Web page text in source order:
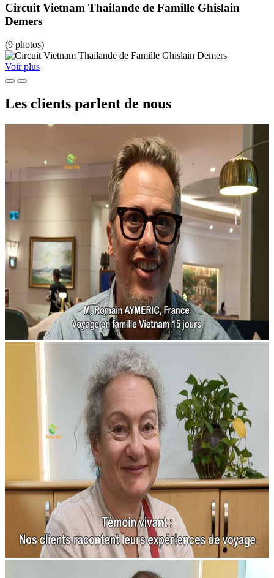
Circuit Vietnam Thailande de Famille Ghislain
Demers
(9 photos)
Voir plus
Les clients parlent de nous